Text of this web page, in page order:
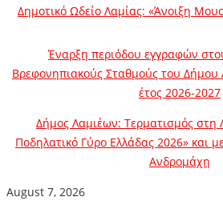
Δημοτικό Ωδείο Λαμίας: «Άνοιξη
Έναρξη περιόδου εγγραφών
Βρεφονηπιακούς Σταθμούς του Δήμου
έτος 2026-2027
Δήμος Λαμιέων: Τερματισμός στη
Ποδηλατικό Γύρο Ελλάδας 2026» και
Ανδρομάχη
August 7, 2026